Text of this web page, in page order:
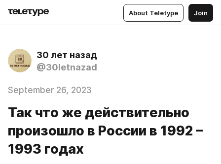
About Teletype Join
30 лет назад
@30letnazad
September 26, 2023
Так что же действительно
произошло в России в 1992 –
1993 годах